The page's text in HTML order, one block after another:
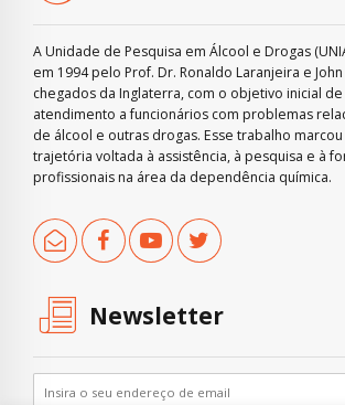
A Unidade de Pesquisa em Álcool e Drogas
em 1994 pelo Prof. Dr. Ronaldo Laranjeira e
chegados da Inglaterra, com o objetivo inicial
atendimento a funcionários com problemas
de álcool e outras drogas. Esse trabalho
trajetória voltada à assistência, à pesquisa e à
profissionais na área da dependência química.
Newsletter